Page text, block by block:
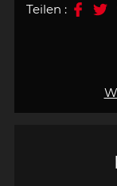
Teilen :